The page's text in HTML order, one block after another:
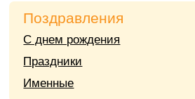
Поздравления
С днем рождения
Праздники
Именные